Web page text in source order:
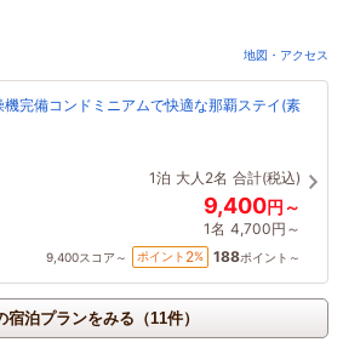
地図・アクセス
完備コンドミニアムで快適な那覇ステイ(素
1泊 大人2名 合計(税込)
9,400円～
1名 4,700円～
9,400スコア～ ポイント 2% 188ポイント～
宿泊プランをみる（11件）